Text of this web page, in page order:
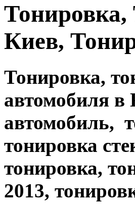
Тонировка,
Киев,
Тонировка,
автомобиля в
автомобиль,
тонировка
тонировка,
2013,